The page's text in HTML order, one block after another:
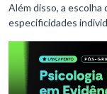
Além disso, a escolha
especificidades